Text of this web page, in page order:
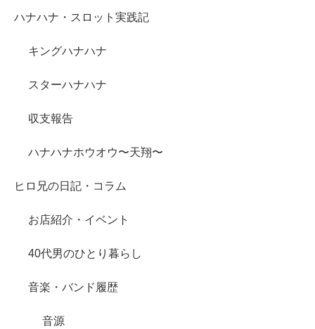
ハナハナ・スロット実践記
キングハナハナ
スターハナハナ
収支報告
ハナハナホウオウ〜天翔〜
ヒロ兄の日記・コラム
お店紹介・イベント
40代男のひとり暮らし
音楽・バンド履歴
音源